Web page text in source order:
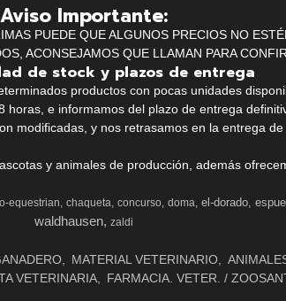
Aviso Importante:
PUEDE QUE ALGUNOS PRECIOS NO
ACONSEJAMOS QUE LLAMAN PARA
de stock y plazos de entrega
productos con pocas unidades
e informamos del plazo de entrega
modificadas, y nos retrasamos en la entrega de
y animales de producción, además
equestrian chaqueta concurso doma el-dorado
waldhausen zaldi
MATERIAL VETERINARIO
VETERINARIA FARMACIA. VETER. /